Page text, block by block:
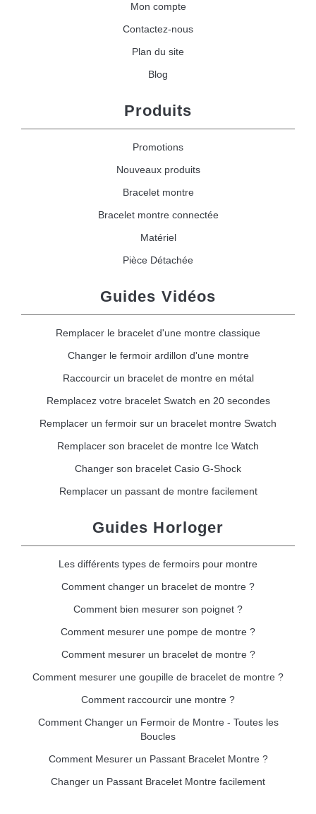
Mon compte
Contactez-nous
Plan du site
Blog
Produits
Promotions
Nouveaux produits
Bracelet montre
Bracelet montre connectée
Matériel
Pièce Détachée
Guides Vidéos
Remplacer le bracelet d'une montre classique
Changer le fermoir ardillon d'une montre
Raccourcir un bracelet de montre en métal
Remplacez votre bracelet Swatch en 20 secondes
Remplacer un fermoir sur un bracelet montre Swatch
Remplacer son bracelet de montre Ice Watch
Changer son bracelet Casio G-Shock
Remplacer un passant de montre facilement
Guides Horloger
Les différents types de fermoirs pour montre
Comment changer un bracelet de montre ?
Comment bien mesurer son poignet ?
Comment mesurer une pompe de montre ?
Comment mesurer un bracelet de montre ?
Comment mesurer une goupille de bracelet de montre ?
Comment raccourcir une montre ?
Comment Changer un Fermoir de Montre - Toutes les
Boucles
Comment Mesurer un Passant Bracelet Montre ?
Changer un Passant Bracelet Montre facilement